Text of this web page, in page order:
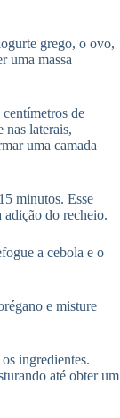
grego, o ovo,
uma massa
de
nas laterais,
uma camada
minutos. Esse
adição do recheio.
a cebola e o
e misture
ingredientes.
até obter um